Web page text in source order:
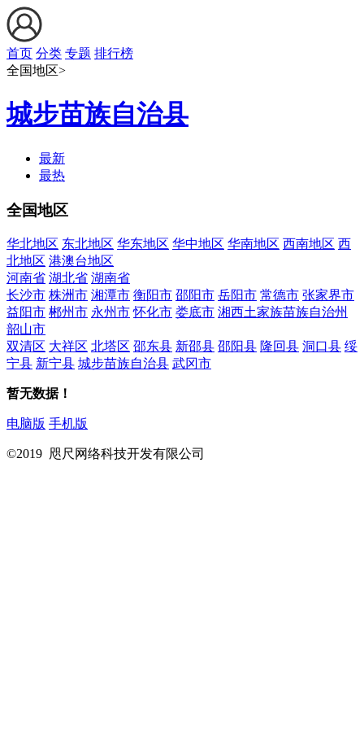
首页 分类 专题 排行榜
全国地区>
城步苗族自治县
最新
最热
全国地区
华北地区 东北地区 华东地区 华中地区 华南地区 西南地区 西
北地区 港澳台地区
河南省 湖北省 湖南省
长沙市 株洲市 湘潭市 衡阳市 邵阳市 岳阳市 常德市 张家界市
益阳市 郴州市 永州市 怀化市 娄底市 湘西土家族苗族自治州
韶山市
双清区 大祥区 北塔区 邵东县 新邵县 邵阳县 隆回县 洞口县 绥
宁县 新宁县 城步苗族自治县 武冈市
暂无数据！
电脑版 手机版
©2019 咫尺网络科技开发有限公司